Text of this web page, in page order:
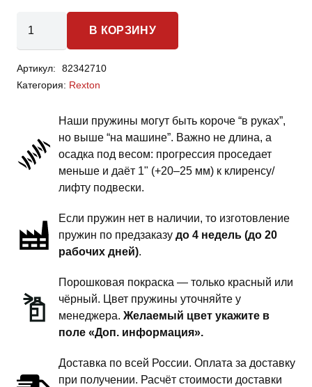
товара
Rexton
1
пружины
передней
подвески
дюйма
тяжелый
В КОРЗИНУ
Артикул:
82342710
Категория: Rexton
Наши пружины могут быть короче “в руках”,
но выше “на машине”. Важно не длина, а
осадка под весом: прогрессия проседает
меньше и даёт 1" (+20–25 мм) к клиренсу/
лифту подвески.
Если пружин нет в наличии, то изготовление
пружин по предзаказу до 4 недель (до 20
рабочих дней).
Порошковая покраска — только красный или
чёрный. Цвет пружины уточняйте у
менеджера. Желаемый цвет укажите в
поле «Доп. информация».
Доставка по всей России. Оплата за доставку
при получении. Расчёт стоимости доставки